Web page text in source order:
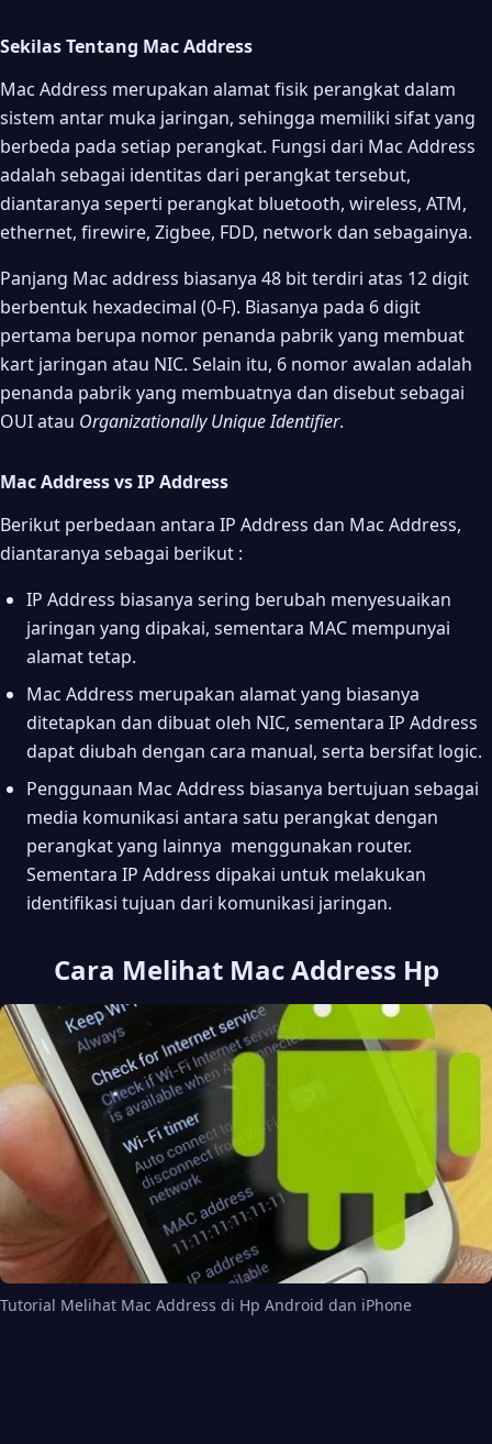
Sekilas Tentang Mac Address
Mac Address merupakan alamat fisik perangkat dalam
sistem antar muka jaringan, sehingga memiliki sifat yang
berbeda pada setiap perangkat. Fungsi dari Mac Address
adalah sebagai identitas dari perangkat tersebut,
diantaranya seperti perangkat bluetooth, wireless, ATM,
ethernet, firewire, Zigbee, FDD, network dan sebagainya.
Panjang Mac address biasanya 48 bit terdiri atas 12 digit
berbentuk hexadecimal (0-F). Biasanya pada 6 digit
pertama berupa nomor penanda pabrik yang membuat
kart jaringan atau NIC. Selain itu, 6 nomor awalan adalah
penanda pabrik yang membuatnya dan disebut sebagai
OUI atau Organizationally Unique Identifier.
Mac Address vs IP Address
Berikut perbedaan antara IP Address dan Mac Address,
diantaranya sebagai berikut :
IP Address biasanya sering berubah menyesuaikan
jaringan yang dipakai, sementara MAC mempunyai
alamat tetap.
Mac Address merupakan alamat yang biasanya
ditetapkan dan dibuat oleh NIC, sementara IP Address
dapat diubah dengan cara manual, serta bersifat logic.
Penggunaan Mac Address biasanya bertujuan sebagai
media komunikasi antara satu perangkat dengan
perangkat yang lainnya menggunakan router.
Sementara IP Address dipakai untuk melakukan
identifikasi tujuan dari komunikasi jaringan.
Cara Melihat Mac Address Hp
Tutorial Melihat Mac Address di Hp Android dan iPhone